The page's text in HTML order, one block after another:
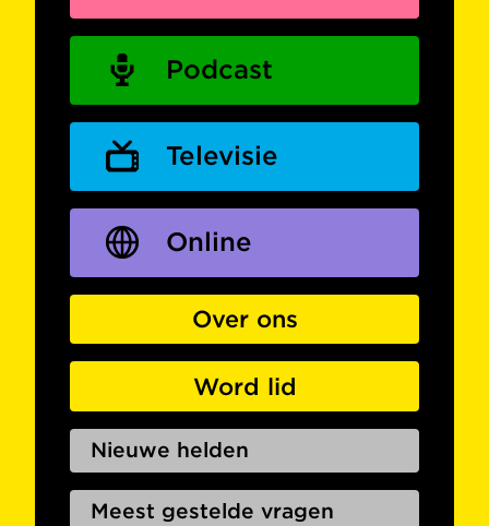
Podcast
Televisie
Online
Over ons
Word lid
Nieuwe helden
Meest gestelde vragen